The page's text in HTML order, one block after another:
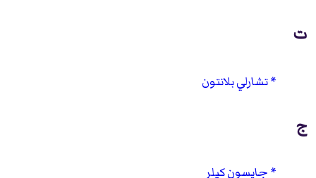
ت
تشارلي بلانتون
ج
جايسون كيلر